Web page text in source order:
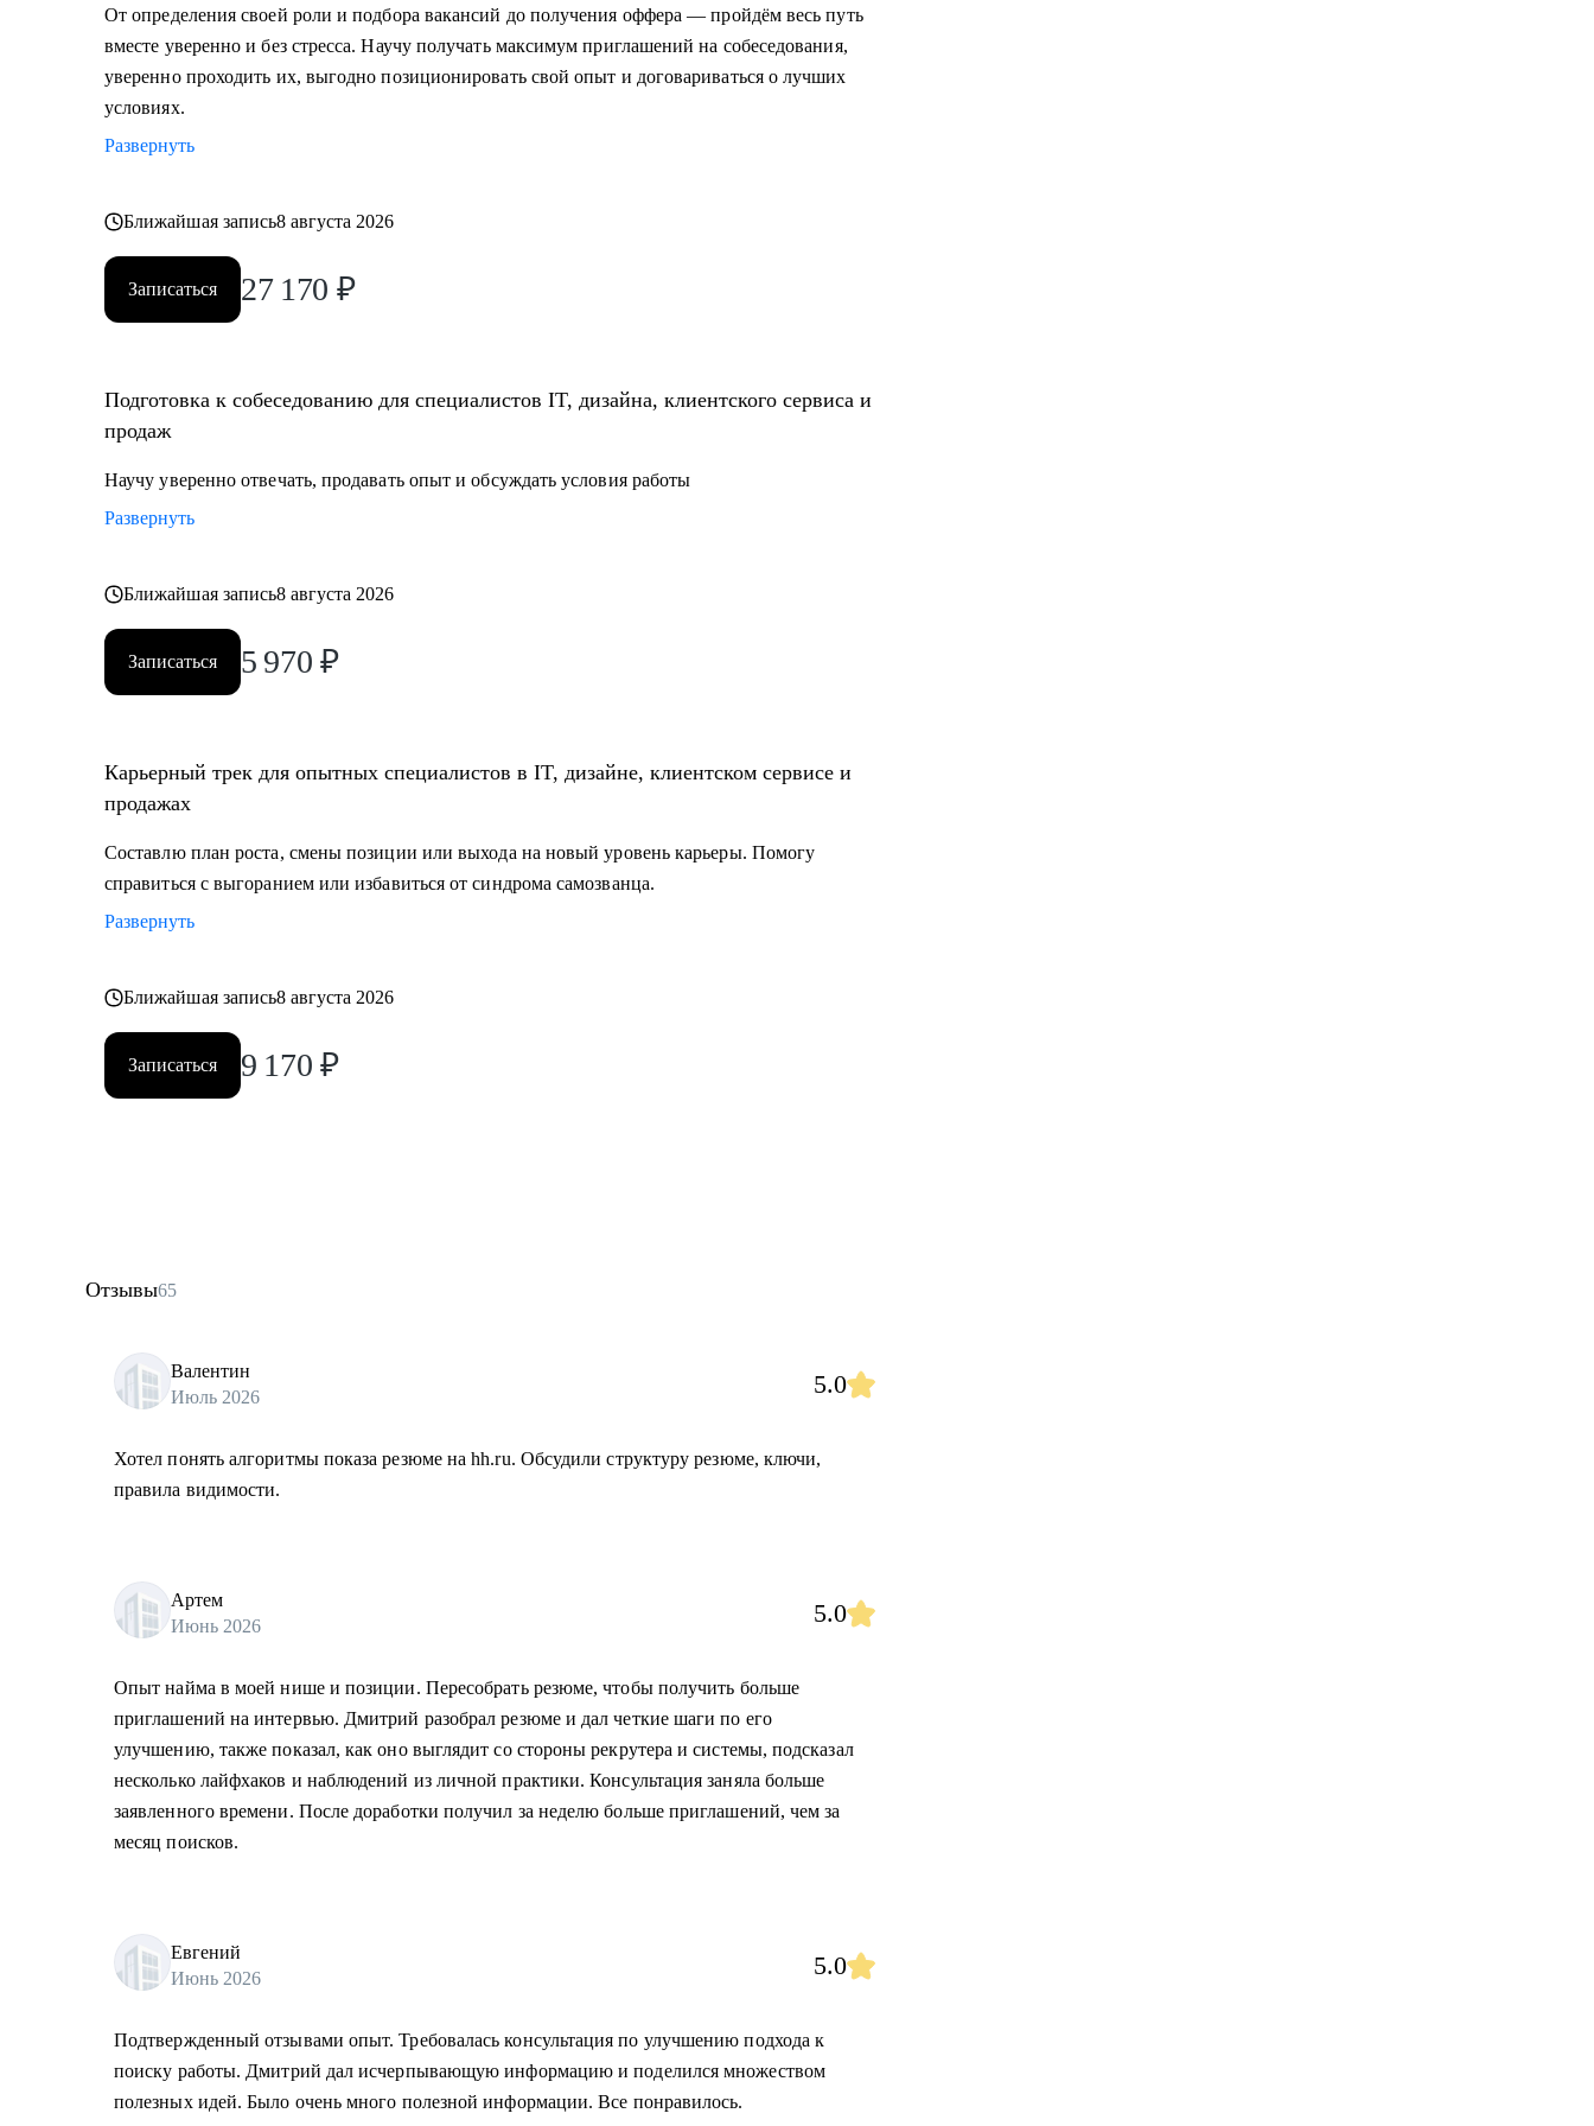
• Узнать, как попасть в ТОП компанию и расти в ней;
• Составить индивидуальный план развития;
Кому могу помочь:
• Тем, у кого уже есть опыт, но кто хочет быстро расти в IT и Digital или клиентском сервисе и
продажах;
От определения своей роли и подбора вакансий до получения оффера — пройдём весь путь
вместе уверенно и без стресса. Научу получать максимум приглашений на собеседования,
уверенно проходить их, выгодно позиционировать свой опыт и договариваться о лучших
условиях.
Развернуть
Ближайшая запись8 августа 2026
Записаться 27 170 ₽
Подготовка к собеседованию для специалистов IT, дизайна, клиентского сервиса и
продаж
Научу уверенно отвечать, продавать опыт и обсуждать условия работы
Развернуть
Ближайшая запись8 августа 2026
Записаться 5 970 ₽
Карьерный трек для опытных специалистов в IT, дизайне, клиентском сервисе и
продажах
Составлю план роста, смены позиции или выхода на новый уровень карьеры. Помогу
справиться с выгоранием или избавиться от синдрома самозванца.
Развернуть
Ближайшая запись8 августа 2026
Записаться 9 170 ₽
Отзывы65
Валентин
Июль 2026
5.0
Хотел понять алгоритмы показа резюме на hh.ru. Обсудили структуру резюме, ключи,
правила видимости.
Артем
Июнь 2026
5.0
Опыт найма в моей нише и позиции. Пересобрать резюме, чтобы получить больше
приглашений на интервью. Дмитрий разобрал резюме и дал четкие шаги по его
улучшению, также показал, как оно выглядит со стороны рекрутера и системы, подсказал
несколько лайфхаков и наблюдений из личной практики. Консультация заняла больше
заявленного времени. После доработки получил за неделю больше приглашений, чем за
месяц поисков.
Евгений
Июнь 2026
5.0
Подтвержденный отзывами опыт. Требовалась консультация по улучшению подхода к
поиску работы. Дмитрий дал исчерпывающую информацию и поделился множеством
полезных идей. Было очень много полезной информации. Все понравилось.